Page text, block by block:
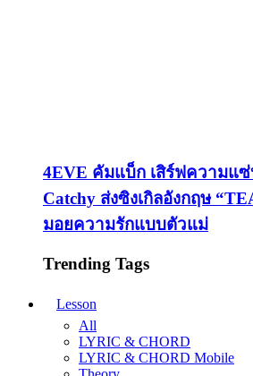
4EVE คัมแบ็ก เสิร์ฟความแ
Catchy ส่งซิงเกิลอังกฤษ
มอยความรักแบบตัวแม่
Trending Tags
Lesson
All
LYRIC & CHORD
LYRIC & CHORD Mobile